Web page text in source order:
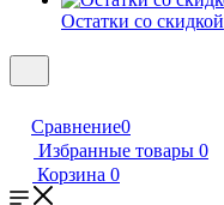
Остатки со скидкой
Сравнение0
Избранные товары 0
Корзина 0